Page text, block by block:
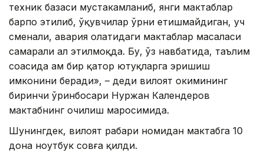
техник базаси мустаҳкамланиб, янги мактаблар
барпо этилиб, ўқувчилар ўрни етишмайдиган, уч
сменали, авария ҳолатидаги мактаблар масаласи
самарали ҳал этилмоқда. Бу, ўз навбатида, таълим
соҳасида ҳам бир қатор ютуқларга эришиш
имконини беради», – деди вилоят ҳокимининг
биринчи ўринбосари Нуржан Календеров
мактабнинг очилиш маросимида.
Шунингдек, вилоят раҳбари номидан мактабга 10
дона ноутбук совға қилди.